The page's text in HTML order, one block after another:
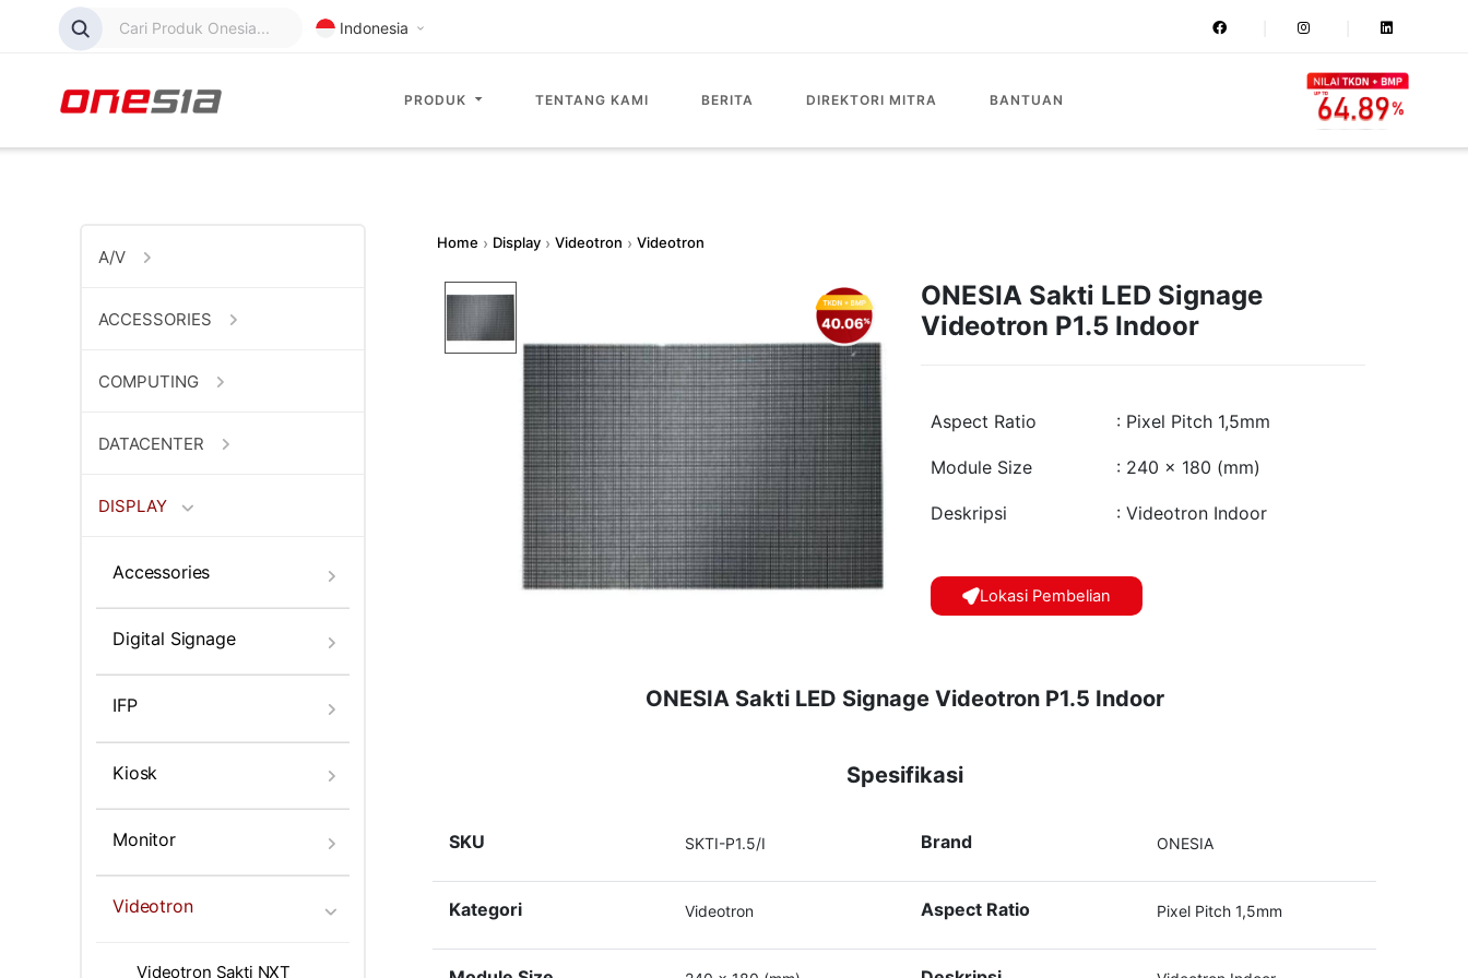
Cari Produk Onesia... Indonesia
PRODUK TENTANG KAMI BERITA DIREKTORI MITRA BANTUAN
Home › Display › Videotron › Videotron
ONESIA Sakti LED Signage
Videotron P1.5 Indoor
Aspect Ratio : Pixel Pitch 1,5mm
Module Size : 240 x 180 (mm)
Deskripsi : Videotron Indoor
Lokasi Pembelian
ONESIA Sakti LED Signage Videotron P1.5 Indoor
Spesifikasi
SKU SKTI-P1.5/I Brand ONESIA
Kategori Videotron Aspect Ratio Pixel Pitch 1,5mm
A/V
ACCESSORIES
COMPUTING
DATACENTER
DISPLAY
Accessories
Digital Signage
IFP
Kiosk
Monitor
Videotron
Videotron Sakti NXT